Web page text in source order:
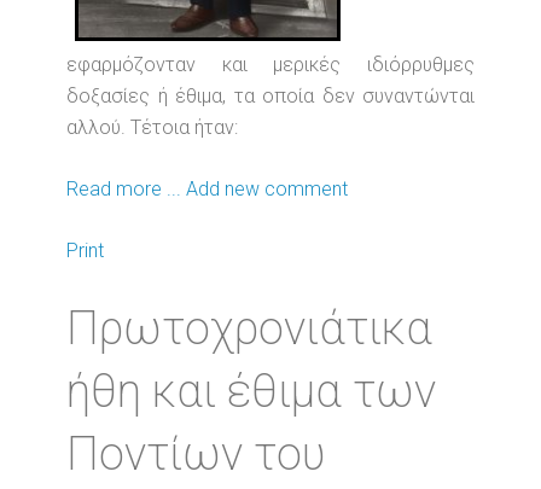
εφαρμόζονταν και μερικές ιδιόρρυθμες
δοξασίες ή έθιμα, τα οποία δεν συναντώνται
αλλού. Τέτοια ήταν:
Read more ... Add new comment
Print
Πρωτοχρονιάτικα
ήθη και έθιμα των
Ποντίων του